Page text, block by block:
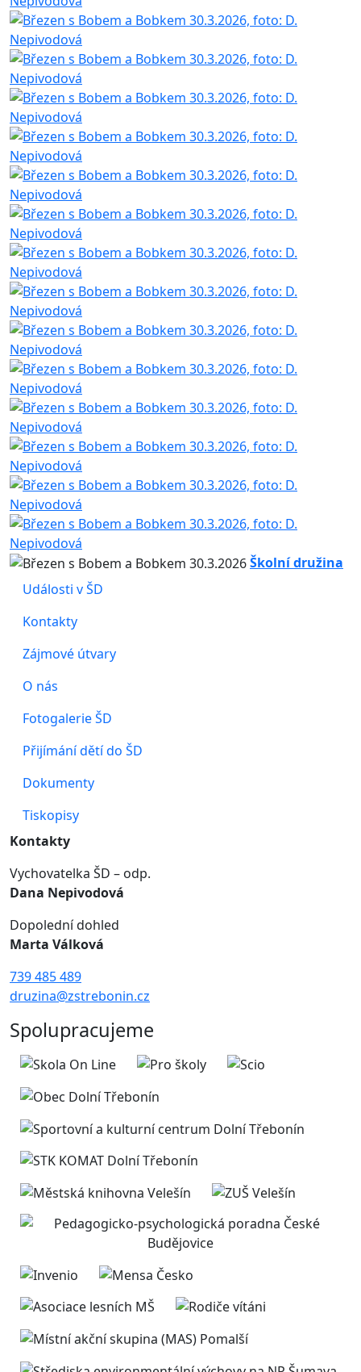
Školní družina
Události v ŠD
Kontakty
Zájmové útvary
O nás
Fotogalerie ŠD
Přijímání dětí do ŠD
Dokumenty
Tiskopisy
Kontakty
Vychovatelka ŠD – odp.
Dana Nepivodová
Dopolední dohled
Marta Válková
739 485 489
druzina@zstrebonin.cz
Spolupracujeme